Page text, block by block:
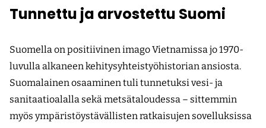
Tunnettu ja arvostettu Suomi
Suomella on positiivinen imago Vietnamissa jo 1970-
luvulla alkaneen kehitysyhteistyöhistorian ansiosta.
Suomalainen osaaminen tuli tunnetuksi vesi- ja
sanitaatioalalla sekä metsätaloudessa – sittemmin
myös ympäristöystävällisten ratkaisujen sovelluksissa